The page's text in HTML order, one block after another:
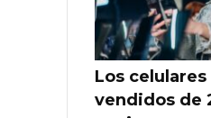
Los celulares
vendidos de